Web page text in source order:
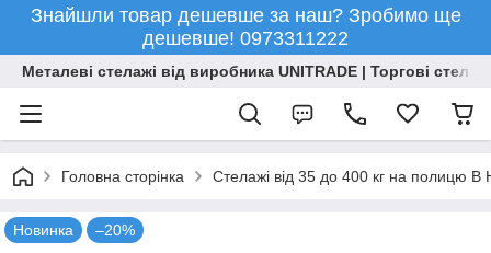
Знайшли товар дешевше за наш? Зробимо ще
дешевше! 0973311222
Металеві стелажі від виробника UNITRADE | Торгові
Головна сторінка Стелажі від 35 до 400 кг на полицю
Новинка –20%